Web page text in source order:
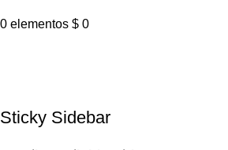
0 elementos $ 0
Sticky Sidebar